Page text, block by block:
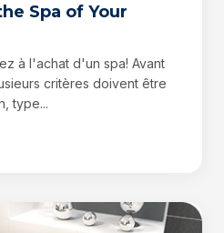
Spa of Your
à l'achat d'un spa! Avant
critères doivent être
type...